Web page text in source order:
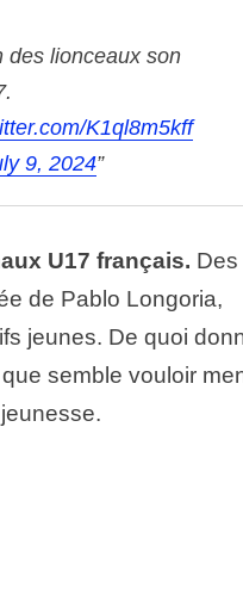
des lionceaux son
K1ql8m5kff
9, 2024
U17 français. Des
de Pablo Longoria,
jeunes. De quoi
que semble vouloir